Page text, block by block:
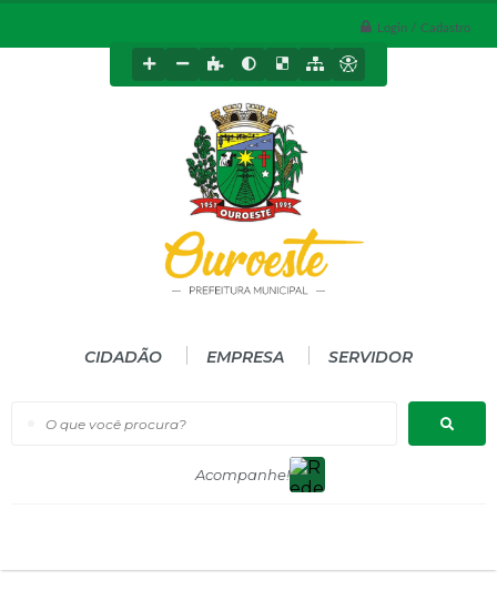
Login / Cadastro
O que você procura?
CIDADÃO EMPRESA SERVIDOR